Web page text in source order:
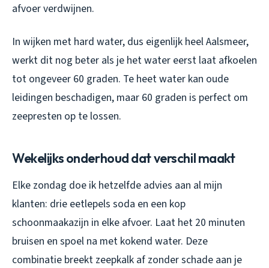
afvoer verdwijnen.
In wijken met hard water, dus eigenlijk heel Aalsmeer,
werkt dit nog beter als je het water eerst laat afkoelen
tot ongeveer 60 graden. Te heet water kan oude
leidingen beschadigen, maar 60 graden is perfect om
zeepresten op te lossen.
Wekelijks onderhoud dat verschil maakt
Elke zondag doe ik hetzelfde advies aan al mijn
klanten: drie eetlepels soda en een kop
schoonmaakazijn in elke afvoer. Laat het 20 minuten
bruisen en spoel na met kokend water. Deze
combinatie breekt zeepkalk af zonder schade aan je